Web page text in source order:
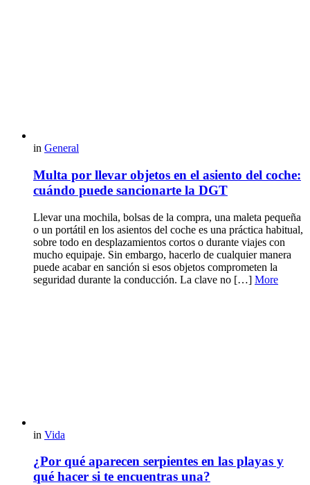
in General
Multa por llevar objetos en el asiento del coche:
cuándo puede sancionarte la DGT
Llevar una mochila, bolsas de la compra, una maleta pequeña
o un portátil en los asientos del coche es una práctica habitual,
sobre todo en desplazamientos cortos o durante viajes con
mucho equipaje. Sin embargo, hacerlo de cualquier manera
puede acabar en sanción si esos objetos comprometen la
seguridad durante la conducción. La clave no […] More
in Vida
¿Por qué aparecen serpientes en las playas y
qué hacer si te encuentras una?